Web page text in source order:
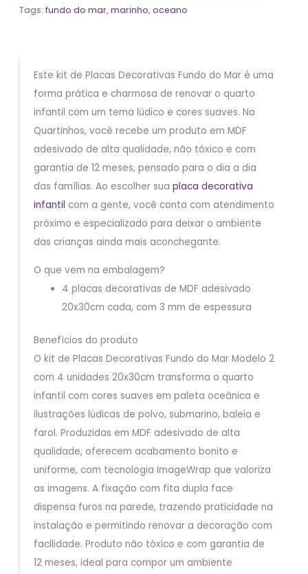
Tags:fundo do mar,marinho,oceano
Este kit de Placas Decorativas Fundo do Mar é uma
forma prática e charmosa de renovar o quarto
infantil com um tema lúdico e cores suaves. Na
Quartinhos, você recebe um produto em MDF
adesivado de alta qualidade, não tóxico e com
garantia de 12 meses, pensado para o dia a dia
das famílias. Ao escolher sua placa decorativa
infantil com a gente, você conta com atendimento
próximo e especializado para deixar o ambiente
das crianças ainda mais aconchegante.
O que vem na embalagem?
4 placas decorativas de MDF adesivado
20x30cm cada, com 3 mm de espessura
Benefícios do produto
O kit de Placas Decorativas Fundo do Mar Modelo 2
com 4 unidades 20x30cm transforma o quarto
infantil com cores suaves em paleta oceânica e
ilustrações lúdicas de polvo, submarino, baleia e
farol. Produzidas em MDF adesivado de alta
qualidade, oferecem acabamento bonito e
uniforme, com tecnologia ImageWrap que valoriza
as imagens. A fixação com fita dupla face
dispensa furos na parede, trazendo praticidade na
instalação e permitindo renovar a decoração com
facilidade. Produto não tóxico e com garantia de
12 meses, ideal para compor um ambiente